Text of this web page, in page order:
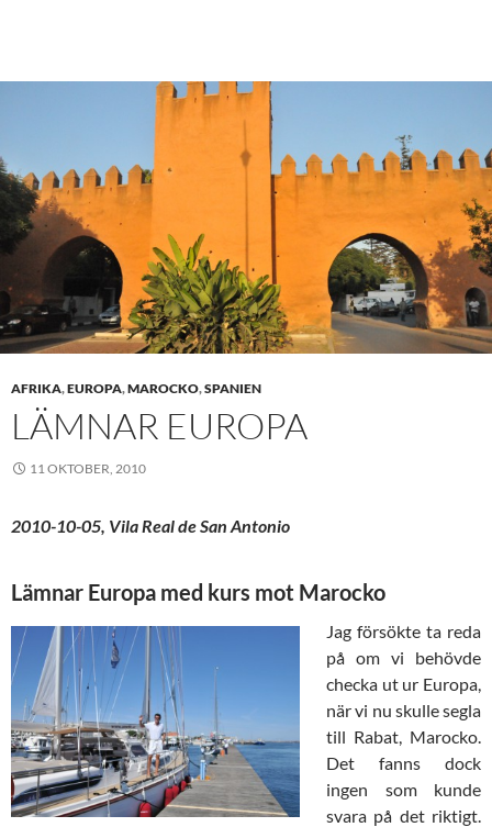
AFRIKA,EUROPA,MAROCKO,SPANIEN
LÄMNAR EUROPA
11 OKTOBER, 2010
2010-10-05, Vila Real de San Antonio
Lämnar Europa med kurs mot Marocko
Jag försökte ta reda
på om vi behövde
checka ut ur Europa,
när vi nu skulle segla
till Rabat, Marocko.
Det fanns dock
ingen som kunde
svara på det riktigt.